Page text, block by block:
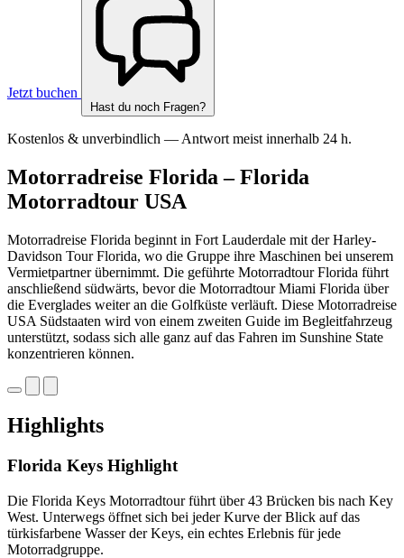
Jetzt buchen
Hast du noch Fragen?
Kostenlos & unverbindlich — Antwort meist innerhalb 24 h.
Motorradreise Florida – Florida
Motorradtour USA
Motorradreise Florida beginnt in Fort Lauderdale mit der Harley-
Davidson Tour Florida, wo die Gruppe ihre Maschinen bei unserem
Vermietpartner übernimmt. Die geführte Motorradtour Florida führt
anschließend südwärts, bevor die Motorradtour Miami Florida über
die Everglades weiter an die Golfküste verläuft. Diese Motorradreise
USA Südstaaten wird von einem zweiten Guide im Begleitfahrzeug
unterstützt, sodass sich alle ganz auf das Fahren im Sunshine State
konzentrieren können.
Highlights
Florida Keys Highlight
Die Florida Keys Motorradtour führt über 43 Brücken bis nach Key
West. Unterwegs öffnet sich bei jeder Kurve der Blick auf das
türkisfarbene Wasser der Keys, ein echtes Erlebnis für jede
Motorradgruppe.